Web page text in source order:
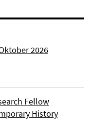
2026
Fellow
History